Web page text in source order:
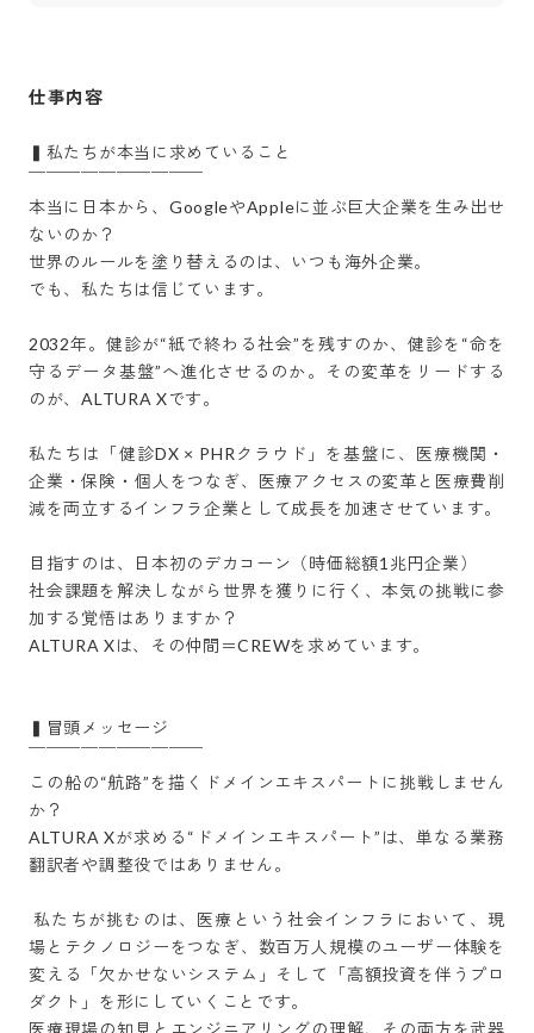
仕事内容
▍私たちが本当に求めていること
￣￣￣￣￣￣￣￣￣￣
本当に日本から、GoogleやAppleに並ぶ巨大企業を生み出せ
ないのか？
世界のルールを塗り替えるのは、いつも海外企業。
でも、私たちは信じています。
2032年。健診が“紙で終わる社会”を残すのか、健診を“命を
守るデータ基盤”へ進化させるのか。その変革をリードする
のが、ALTURA Xです。
私たちは「健診DX × PHRクラウド」を基盤に、医療機関・
企業・保険・個人をつなぎ、医療アクセスの変革と医療費削
減を両立するインフラ企業として成長を加速させています。
目指すのは、日本初のデカコーン（時価総額1兆円企業）
社会課題を解決しながら世界を獲りに行く、本気の挑戦に参
加する覚悟はありますか？
ALTURA Xは、その仲間＝CREWを求めています。
▍冒頭メッセージ
￣￣￣￣￣￣￣￣￣￣
この船の“航路”を描くドメインエキスパートに挑戦しません
か？
ALTURA Xが求める“ドメインエキスパート”は、単なる業務
翻訳者や調整役ではありません。
私たちが挑むのは、医療という社会インフラにおいて、現
場とテクノロジーをつなぎ、数百万人規模のユーザー体験を
変える「欠かせないシステム」そして「高額投資を伴うプロ
ダクト」を形にしていくことです。
医療現場の知見とエンジニアリングの理解、その両方を武器